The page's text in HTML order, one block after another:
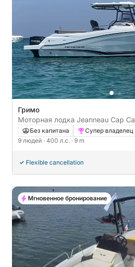
Гримо
Моторная лодка Jeanneau Cap
400л.с.
Без капитана Супер владелец
9 людей · 400 л.с. · 9 m
Flexible cancellation
Мгновенное бронирование